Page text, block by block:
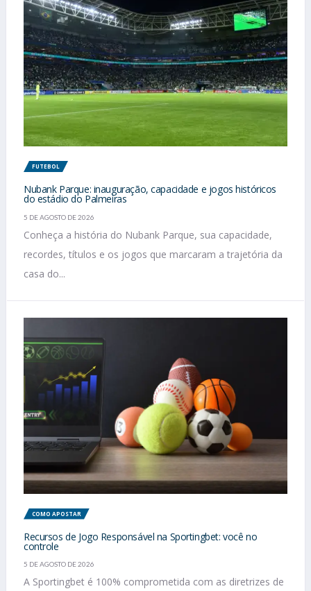
FUTEBOL
Nubank Parque: inauguração, capacidade e jogos históricos
do estádio do Palmeiras
5 DE AGOSTO DE 2026
Conheça a história do Nubank Parque, sua capacidade,
recordes, títulos e os jogos que marcaram a trajetória da
casa do...
COMO APOSTAR
Recursos de Jogo Responsável na Sportingbet: você no
controle
5 DE AGOSTO DE 2026
A Sportingbet é 100% comprometida com as diretrizes de